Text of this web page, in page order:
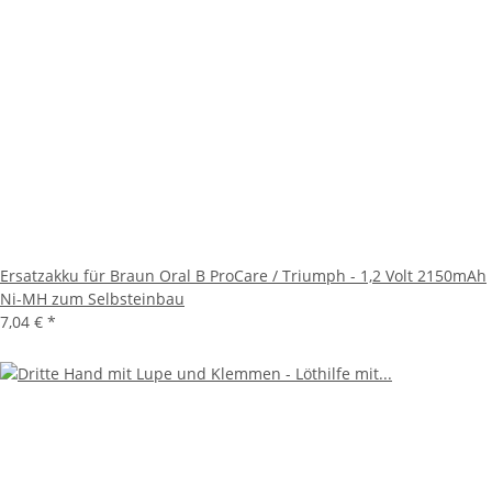
Ersatzakku für Braun Oral B ProCare / Triumph - 1,2 Volt 2150mAh
Ni-MH zum Selbsteinbau
7,04 € *